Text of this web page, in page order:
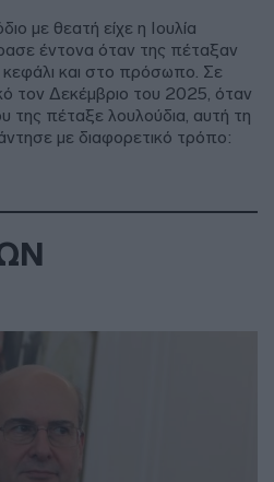
με θεατή είχε η Ιουλία
έντονα όταν της πέταξαν
κεφάλι και στο πρόσωπο. Σε
τον Δεκέμβριο του 2025, όταν
της πέταξε λουλούδια, αυτή τη
με διαφορετικό τρόπο: